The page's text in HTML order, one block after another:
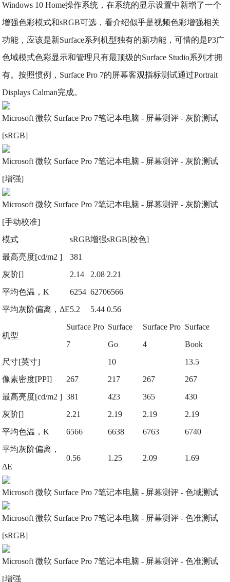
Windows 10 Home操作系统，在系统的显示设置中新增了一个
增强色彩模式和sRGB可选，看介绍似乎是视频色彩增强相关
功能，应该是新Surface系列机型独有的新功能，可惜的是P3广
色域模式色彩显示和管理只有最顶级的Surface Studio系列才拥
有。按照惯例，Surface Pro 7的屏幕客观指标测试通过Portrait
Displays Calman完成。
Microsoft 微软 Surface Pro 7笔记本电脑 - 屏幕测评 - 灰阶测试
[sRGB]
Microsoft 微软 Surface Pro 7笔记本电脑 - 屏幕测评 - 灰阶测试
[增强]
Microsoft 微软 Surface Pro 7笔记本电脑 - 屏幕测评 - 灰阶测试
[手动校准]
模式
sRGB增强sRGB[校色]
最高亮度[cd/m2 ]
381
灰阶[]
2.14 2.08 2.21
平均色温，K
6254 62706566
平均灰阶偏离，ΔE5.2 5.44 0.56
机型
Surface Pro
7
Surface
Go
Surface Pro
4
Surface
Book
尺寸[英寸]
10
13.5
像素密度[PPI]
267 217 267
267
最高亮度[cd/m2 ] 381 423 365
430
灰阶[]
2.21 2.19 2.19
2.19
平均色温，K
6566 6638 6763
6740
平均灰阶偏离，
ΔE
0.56 1.25 2.09 1.69
Microsoft 微软 Surface Pro 7笔记本电脑 - 屏幕测评 - 色域测试
Microsoft 微软 Surface Pro 7笔记本电脑 - 屏幕测评 - 色准测试
[sRGB]
Microsoft 微软 Surface Pro 7笔记本电脑 - 屏幕测评 - 色准测试
[增强